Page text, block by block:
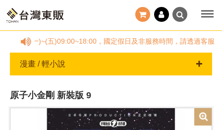
，(一)~(五)09:00~18:00，國定假日及非服務時間，請透過客服信箱
漫畫 / 輕小說
原子小金剛 新裝版 9